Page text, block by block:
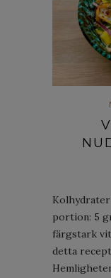
portion: 5
färgstark
detta